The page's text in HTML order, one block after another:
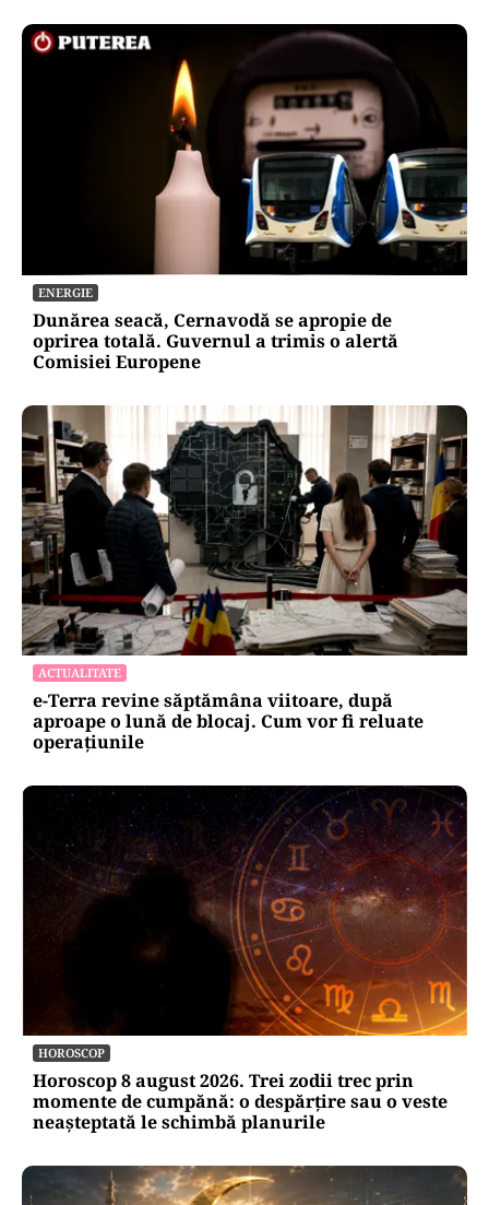
ENERGIE
Dunărea seacă, Cernavodă se apropie de
oprirea totală. Guvernul a trimis o alertă
Comisiei Europene
ACTUALITATE
e-Terra revine săptămâna viitoare, după
aproape o lună de blocaj. Cum vor fi reluate
operațiunile
HOROSCOP
Horoscop 8 august 2026. Trei zodii trec prin
momente de cumpănă: o despărțire sau o veste
neașteptată le schimbă planurile